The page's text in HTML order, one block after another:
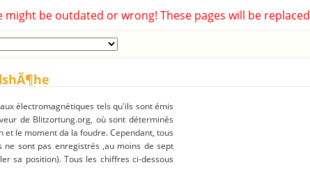
be outdated or wrong! These pages will be
électromagnétiques tels qu'ils sont émis
de Blitzortung.org, où sont déterminés
le moment da la foudre. Cependant, tous
sont pas enregistrés ,au moins de sept
sa position). Tous les chiffres ci-dessous